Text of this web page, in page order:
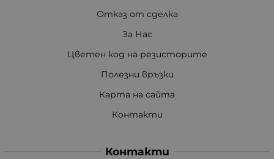
Отказ от сделка
За Нас
Цветен код на резисторите
Полезни връзки
Карта на сайта
Контакти
Контакти